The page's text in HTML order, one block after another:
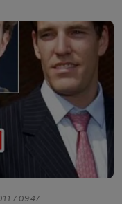
/ 09:47